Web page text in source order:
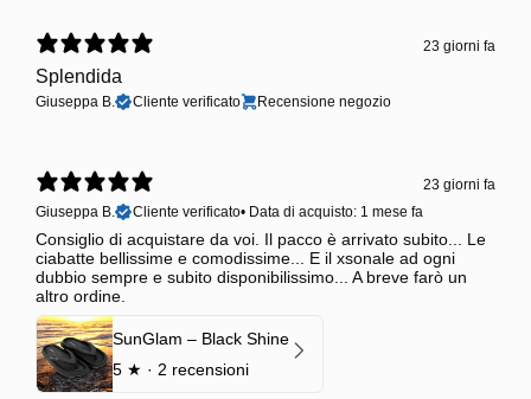
23 giorni fa
Splendida
Giuseppa B. Cliente verificato Recensione negozio
23 giorni fa
Giuseppa B.
Cliente verificato• Data di acquisto: 1 mese fa
Consiglio di acquistare da voi. Il pacco è arrivato subito... Le
ciabatte bellissime e comodissime... E il xsonale ad ogni
dubbio sempre e subito disponibilissimo... A breve farò un
altro ordine.
SunGlam – Black Shine
5 ★ · 2 recensioni